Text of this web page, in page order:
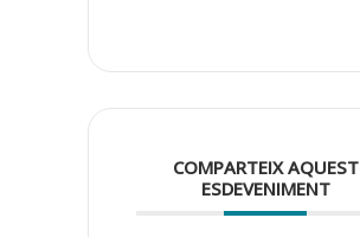
COMPARTEIX AQUEST
ESDEVENIMENT